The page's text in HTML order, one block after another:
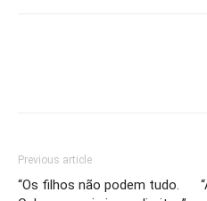
Previous article
“Os filhos não podem tudo.